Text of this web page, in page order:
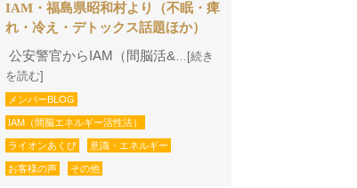
IAM・福島県昭和村より（不眠・痺
れ・冷え・デトックス話題ほか）
公安警官からIAM（間脳活&…[続き
を読む]
メンバーBLOG
IAM（間脳エネルギー活性法）
ライオンあくび 意識・エネルギー
お客様の声 その他